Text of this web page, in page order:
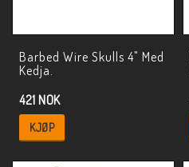
Barbed Wire Skulls 4" Med
Kedja.
421 NOK
KJØP